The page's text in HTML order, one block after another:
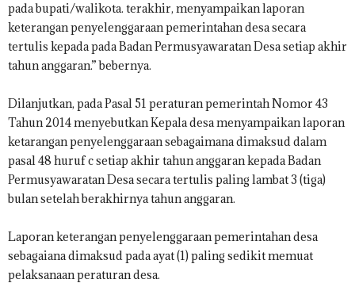
pada bupati/walikota. terakhir, menyampaikan laporan
keterangan penyelenggaraan pemerintahan desa secara
tertulis kepada pada Badan Permusyawaratan Desa setiap akhir
tahun anggaran.” bebernya.
Dilanjutkan, pada Pasal 51 peraturan pemerintah Nomor 43
Tahun 2014 menyebutkan Kepala desa menyampaikan laporan
ketarangan penyelenggaraan sebagaimana dimaksud dalam
pasal 48 huruf c setiap akhir tahun anggaran kepada Badan
Permusyawaratan Desa secara tertulis paling lambat 3 (tiga)
bulan setelah berakhirnya tahun anggaran.
Laporan keterangan penyelenggaraan pemerintahan desa
sebagaiana dimaksud pada ayat (1) paling sedikit memuat
pelaksanaan peraturan desa.